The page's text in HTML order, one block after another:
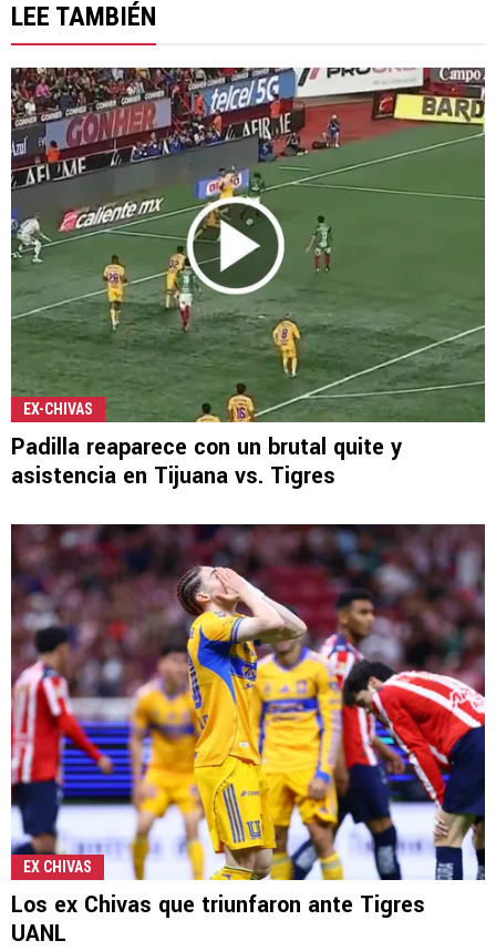
LEE TAMBIÉN
EX-CHIVAS
Padilla reaparece con un brutal quite y
asistencia en Tijuana vs. Tigres
EX CHIVAS
Los ex Chivas que triunfaron ante Tigres
UANL